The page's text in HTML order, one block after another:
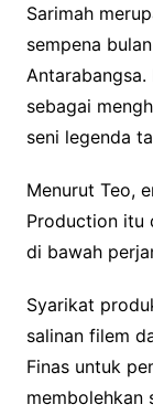
Sarimah
sempena
sebagai
seni legenda
Menurut Teo,
Production itu
di bawah
Syarikat
salinan filem
Finas untuk
membolehkan